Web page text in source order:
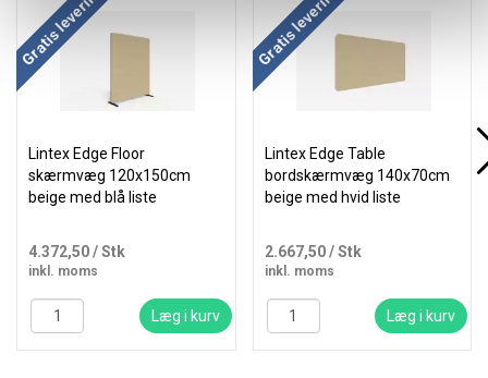
Køb mere og spar
Gratis levering
Lintex Edge Floor
skærmvæg 120x150cm
beige med blå liste
4.372,50/ Stk
inkl. moms
Læg i kurv
Køb mere og spar
Gratis levering
Lintex Edge Table
bordskærmvæg 140x70cm
beige med hvid liste
2.667,50/ Stk
inkl. moms
Læg i kurv